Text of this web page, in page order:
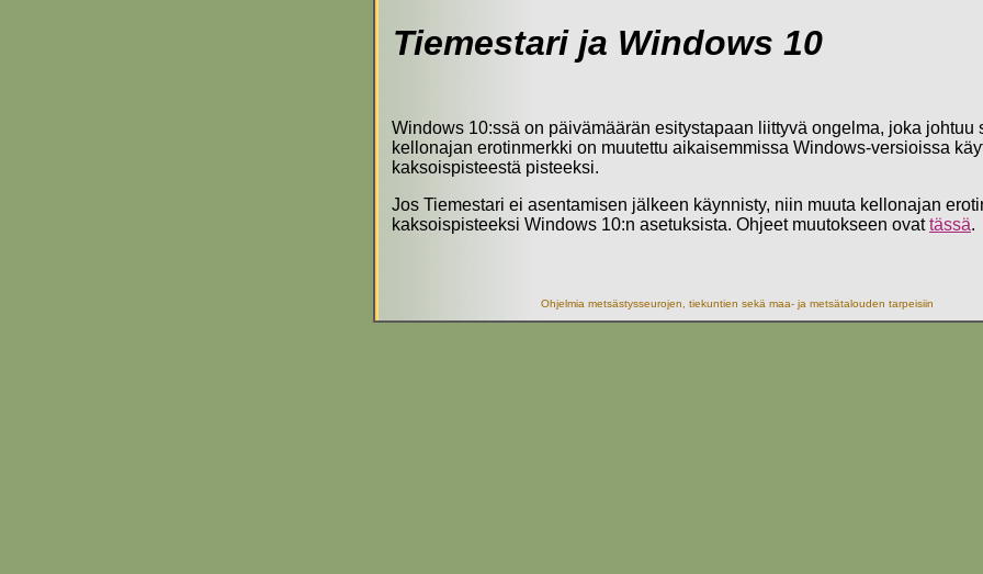
Tiemestari ja Windows 10
Windows 10:ssä on päivämäärän esitystapaan liittyvä ongelma, joka johtuu
kellonajan erotinmerkki on muutettu aikaisemmissa Windows-versioissa
kaksoispisteestä pisteeksi.
Jos Tiemestari ei asentamisen jälkeen käynnisty, niin muuta kellonajan
kaksoispisteeksi Windows 10:n asetuksista. Ohjeet muutokseen ovattässä.
Ohjelmia metsästysseurojen, tiekuntien sekä maa- ja metsätalouden tarpeisiin